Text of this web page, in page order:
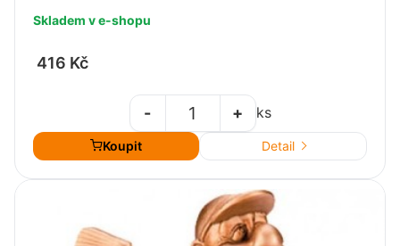
Skladem v e-shopu
416 Kč
+
- ks
Koupit Detail